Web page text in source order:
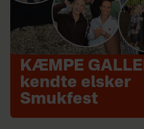
KÆMPE
kendte elsker
Smukfest